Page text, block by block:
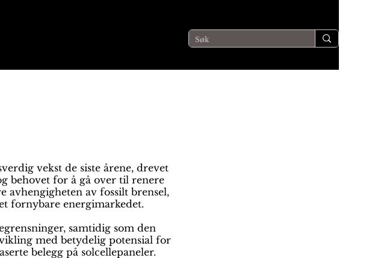
vekst de siste årene, drevet
behovet for å gå over til renere
avhengigheten av fossilt brensel,
fornybare energimarkedet.
samtidig som den
med betydelig potensial for
belegg på solcellepaneler.